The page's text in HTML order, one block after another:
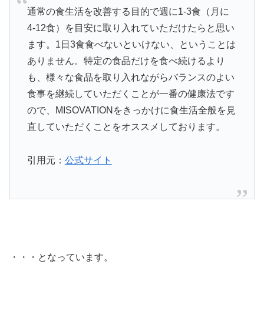
通常の食生活を改善する目的で週に1-3食（月に
4-12食）を目安に取り入れていただけたらと思い
ます。1日3食食べないといけない、ということは
ありません。特定の食品だけを食べ続けるより
も、様々な食品を取り入れながらバランスのよい
食事を継続していただくことが一番の健康法です
ので、MISOVATIONをきっかけに食生活全般を見
直していただくことをオススメしております。
引用元： 公式サイト
・・・となっています。